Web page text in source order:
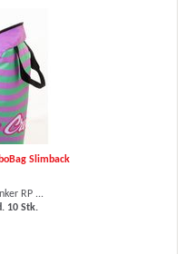
Slimback
RP ...
10 Stk.